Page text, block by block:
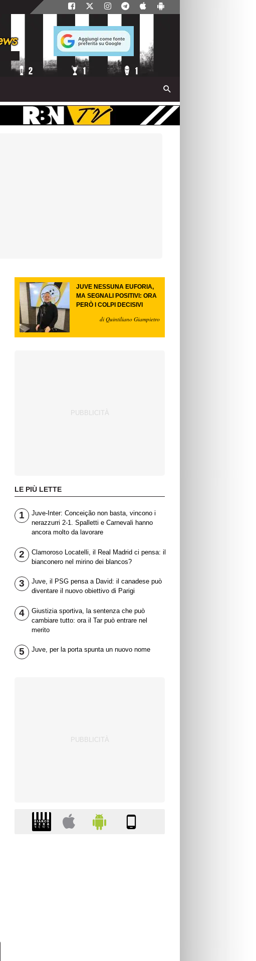
JUVE NESSUNA EUFORIA,
MA SEGNALI POSITIVI: ORA
PERÒ I COLPI DECISIVI
di Quintiliano Giampietro
LE PIÙ LETTE
1
Juve-Inter: Conceição non basta, vincono i
nerazzurri 2-1. Spalletti e Carnevali hanno
ancora molto da lavorare
2
Clamoroso Locatelli, il Real Madrid ci pensa: il
bianconero nel mirino dei blancos?
3
Juve, il PSG pensa a David: il canadese può
diventare il nuovo obiettivo di Parigi
4
Giustizia sportiva, la sentenza che può
cambiare tutto: ora il Tar può entrare nel
merito
5 Juve, per la porta spunta un nuovo nome